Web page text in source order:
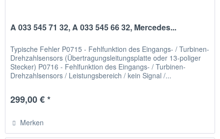
A 033 545 71 32, A 033 545 66 32, Mercedes...
Typische Fehler P0715 - Fehlfunktion des Eingangs- / Turbinen-
Drehzahlsensors (Übertragungsleitungsplatte oder 13-poliger
Stecker) P0716 - Fehlfunktion des Eingangs- / Turbinen-
Drehzahlsensors / Leistungsbereich / kein Signal /...
299,00 € *
Merken